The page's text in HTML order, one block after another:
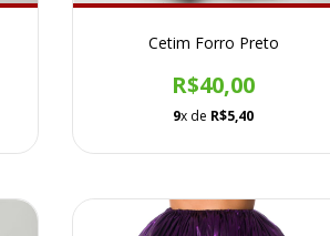
Cetim Forro Preto
R$40,00
9x de R$5,40